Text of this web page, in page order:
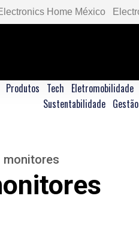
Home México
Produtos Tech Eletromobilidade
Sustentabilidade Gestão
monitores